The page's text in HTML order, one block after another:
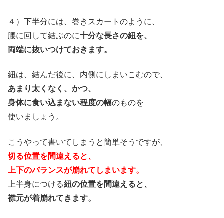
４）下半分には、巻きスカートのように、
腰に回して結ぶのに十分な長さの紐を、
両端に抜いつけておきます。
紐は、結んだ後に、内側にしまいこむので、
あまり太くなく、かつ、
身体に食い込まない程度の幅のものを
使いましょう。
こうやって書いてしまうと簡単そうですが、
切る位置を間違えると、
上下のバランスが崩れてしまいます。
上半身につける紐の位置を間違えると、
襟元が着崩れてきます。